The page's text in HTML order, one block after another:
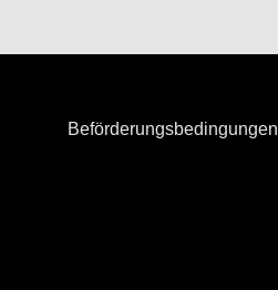
Beförderungsbedingungen